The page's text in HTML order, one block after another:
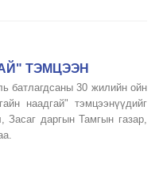
ТЭМЦЭЭН
батлагдсаны 30 жилийн ойн
наадгай" тэмцээнүүдийг
Засаг даргын Тамгын газар,